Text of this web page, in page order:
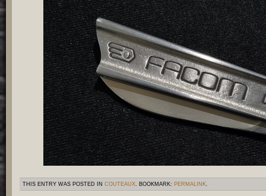
THIS ENTRY WAS POSTED IN COUTEAUX . BOOKMARK: PERMALINK